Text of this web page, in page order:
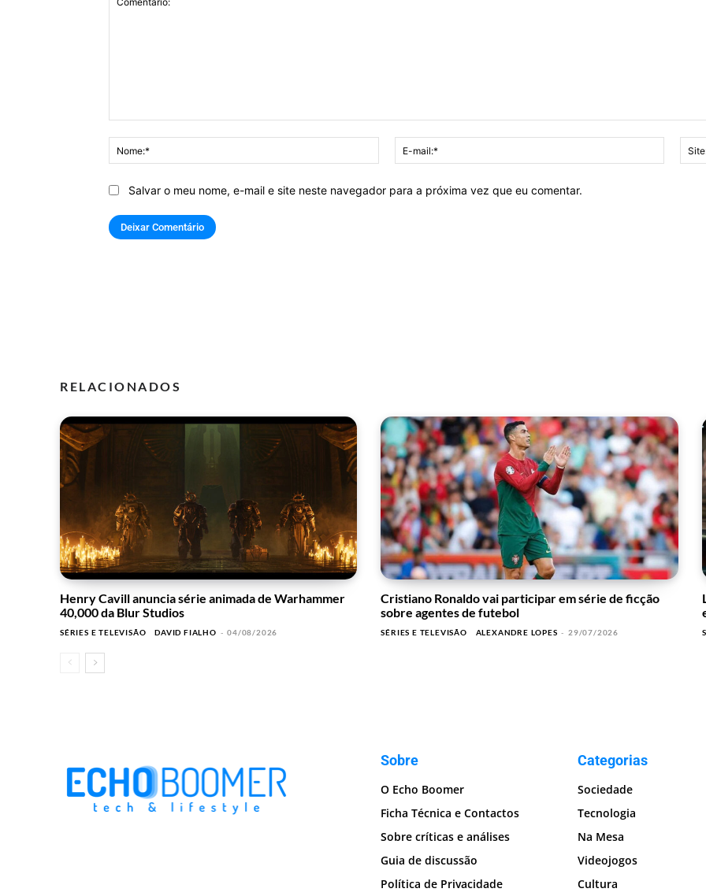
Nome:*
mail:*
Salvar o meu nome, e-mail e site neste navegador para a próxima vez que eu comentar.
RELACIONADOS
Henry Cavill anuncia série animada de Warhammer
40,000 da Blur Studios
SÉRIES E TELEVISÃO DAVID FIALHO - 04/08/2026
Cristiano Ronaldo vai participar em série de ficção
sobre agentes de futebol
SÉRIES E TELEVISÃO ALEXANDRE LOPES - 29/07/2026
Sobre
O Echo Boomer
Ficha Técnica e Contactos
Sobre críticas e análises
Guia de discussão
Política de Privacidade
Categorias
Sociedade
Tecnologia
Na Mesa
Videojogos
Cultura